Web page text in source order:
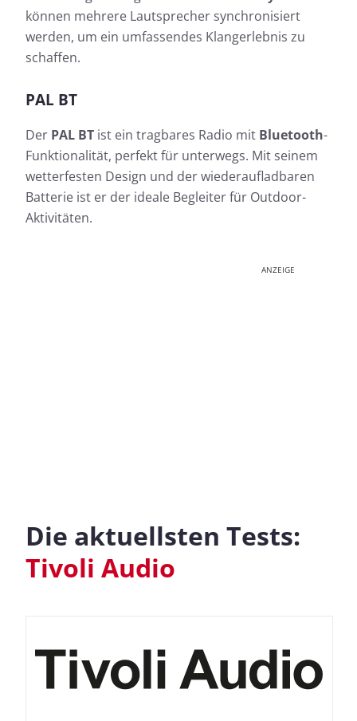
können mehrere Lautsprecher synchronisiert
werden, um ein umfassendes Klangerlebnis zu
schaffen.
PAL BT
Der PAL BT ist ein tragbares Radio mit Bluetooth-
Funktionalität, perfekt für unterwegs. Mit seinem
wetterfesten Design und der wiederaufladbaren
Batterie ist er der ideale Begleiter für Outdoor-
Aktivitäten.
ANZEIGE
Die aktuellsten Tests:
Tivoli Audio